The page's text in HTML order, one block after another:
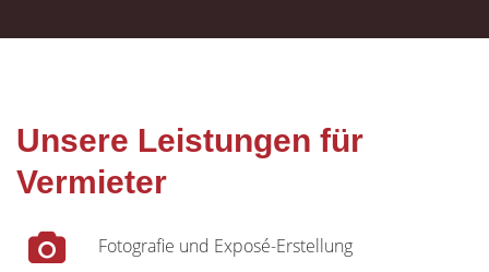
Unsere Leistungen für
Vermieter
Fotografie und Exposé-Erstellung